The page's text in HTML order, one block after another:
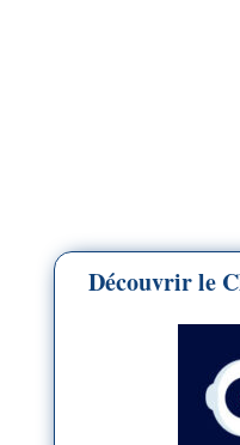
Découvrir le